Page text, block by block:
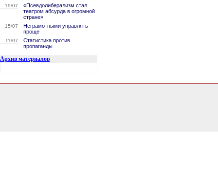
19/07
«Псевдолиберализм стал
театром абсурда в огромной
стране»
15/07
Неграмотными управлять
проще
11/07
Статистика против
пропаганды
Архив материалов